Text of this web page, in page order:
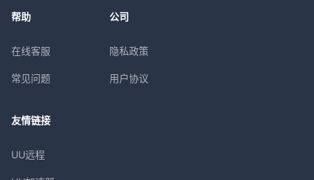
帮助
在线客服
常见问题
公司
隐私政策
用户协议
友情链接
UU远程